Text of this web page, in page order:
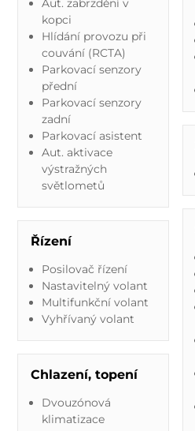
Aut. zabrzdění v
kopci
Hlídání provozu při
couvání (RCTA)
Parkovací senzory
přední
Parkovací senzory
zadní
Parkovací asistent
Aut. aktivace
výstražných
světlometů
Řízení
Posilovač řízení
Nastavitelný volant
Multifunkční volant
Vyhřívaný volant
Chlazení, topení
Dvouzónová
klimatizace